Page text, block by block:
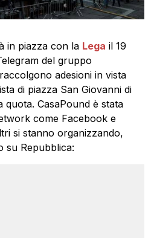
in piazza con la Lega il 19
del gruppo
adesioni in vista
di piazza San Giovanni di
CasaPound è stata
come Facebook e
si stanno organizzando,
su Repubblica: